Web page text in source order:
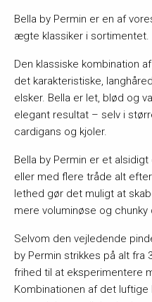
Bella by Permin er en af
ægte klassiker i sortimentet.
Den klassiske kombination
det karakteristiske,
elsker. Bella er let, blød og
elegant resultat – selv i
cardigans og kjoler.
Bella by Permin er et
eller med flere tråde alt
lethed gør det muligt at
mere voluminøse og chunky
Selvom den vejledende
by Permin strikkes på alt fra
frihed til at eksperimentere
Kombinationen af det